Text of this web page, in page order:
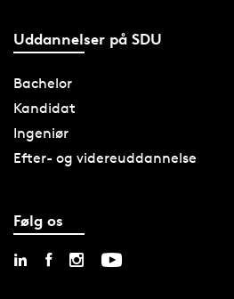
Uddannelser på SDU
Bachelor
Kandidat
Ingeniør
Efter- og videreuddannelse
Følg os